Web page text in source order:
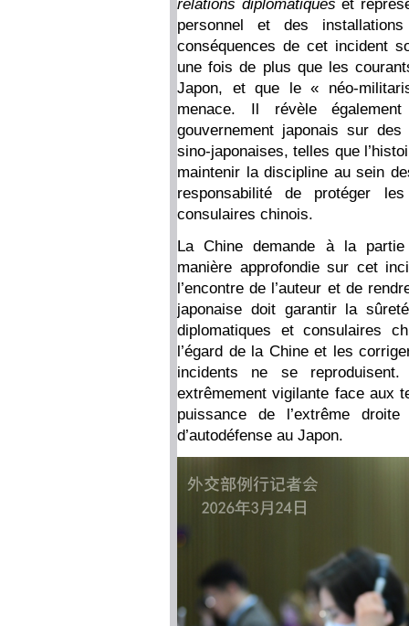
relations diplomatiques et
personnel et des
conséquences de cet incident
une fois de plus que les
Japon, et que le « néo-
menace. Il révèle
gouvernement japonais sur
sino-japonaises, telles que
maintenir la discipline au sein
responsabilité de protéger
consulaires chinois.
La Chine demande à la partie
manière approfondie sur cet
l’encontre de l’auteur et de
japonaise doit garantir la
diplomatiques et consulaires
l’égard de la Chine et les
incidents ne se
extrêmement vigilante face aux
puissance de l’extrême
d’autodéfense au Japon.